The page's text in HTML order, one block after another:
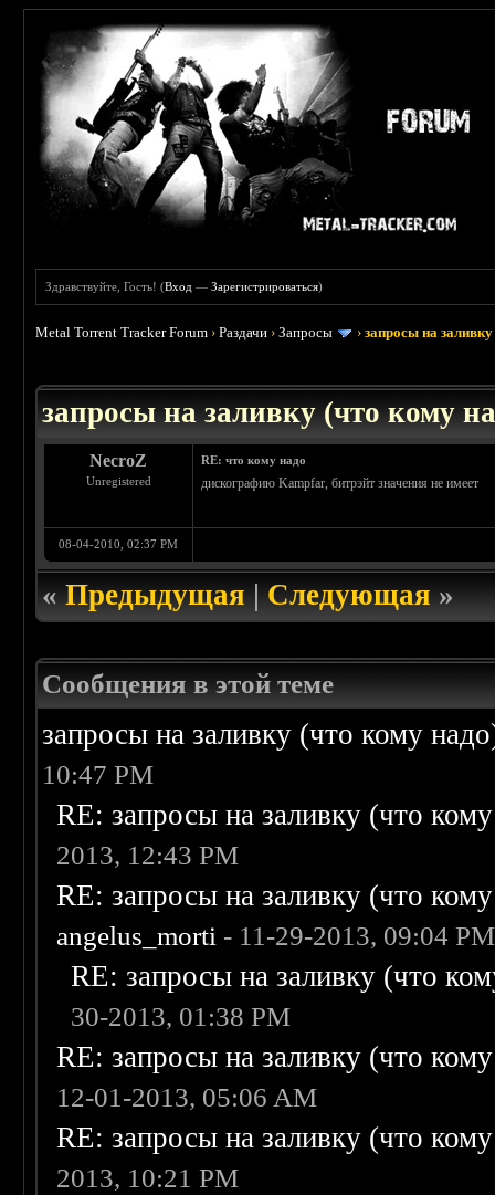
Здравствуйте, Гость! (Вход —Зарегистрироваться)
Metal Torrent Tracker Forum ›Раздачи ›Запросы ›запросы на
запросы на заливку (что кому
NecroZ
Unregistered
RE: что кому надо
дискографию Kampfar, битрэйт значения не имеет
08-04-2010, 02:37 PM
«Предыдущая|Следующая»
Сообщения в этой теме
запросы на заливку (что кому
10:47 PM
RE: запросы на заливку (что
2013, 12:43 PM
RE: запросы на заливку (что
angelus_morti - 11-29-2013, 09:04 PM
RE: запросы на заливку (что
30-2013, 01:38 PM
RE: запросы на заливку (что
12-01-2013, 05:06 AM
RE: запросы на заливку (что
2013, 10:21 PM